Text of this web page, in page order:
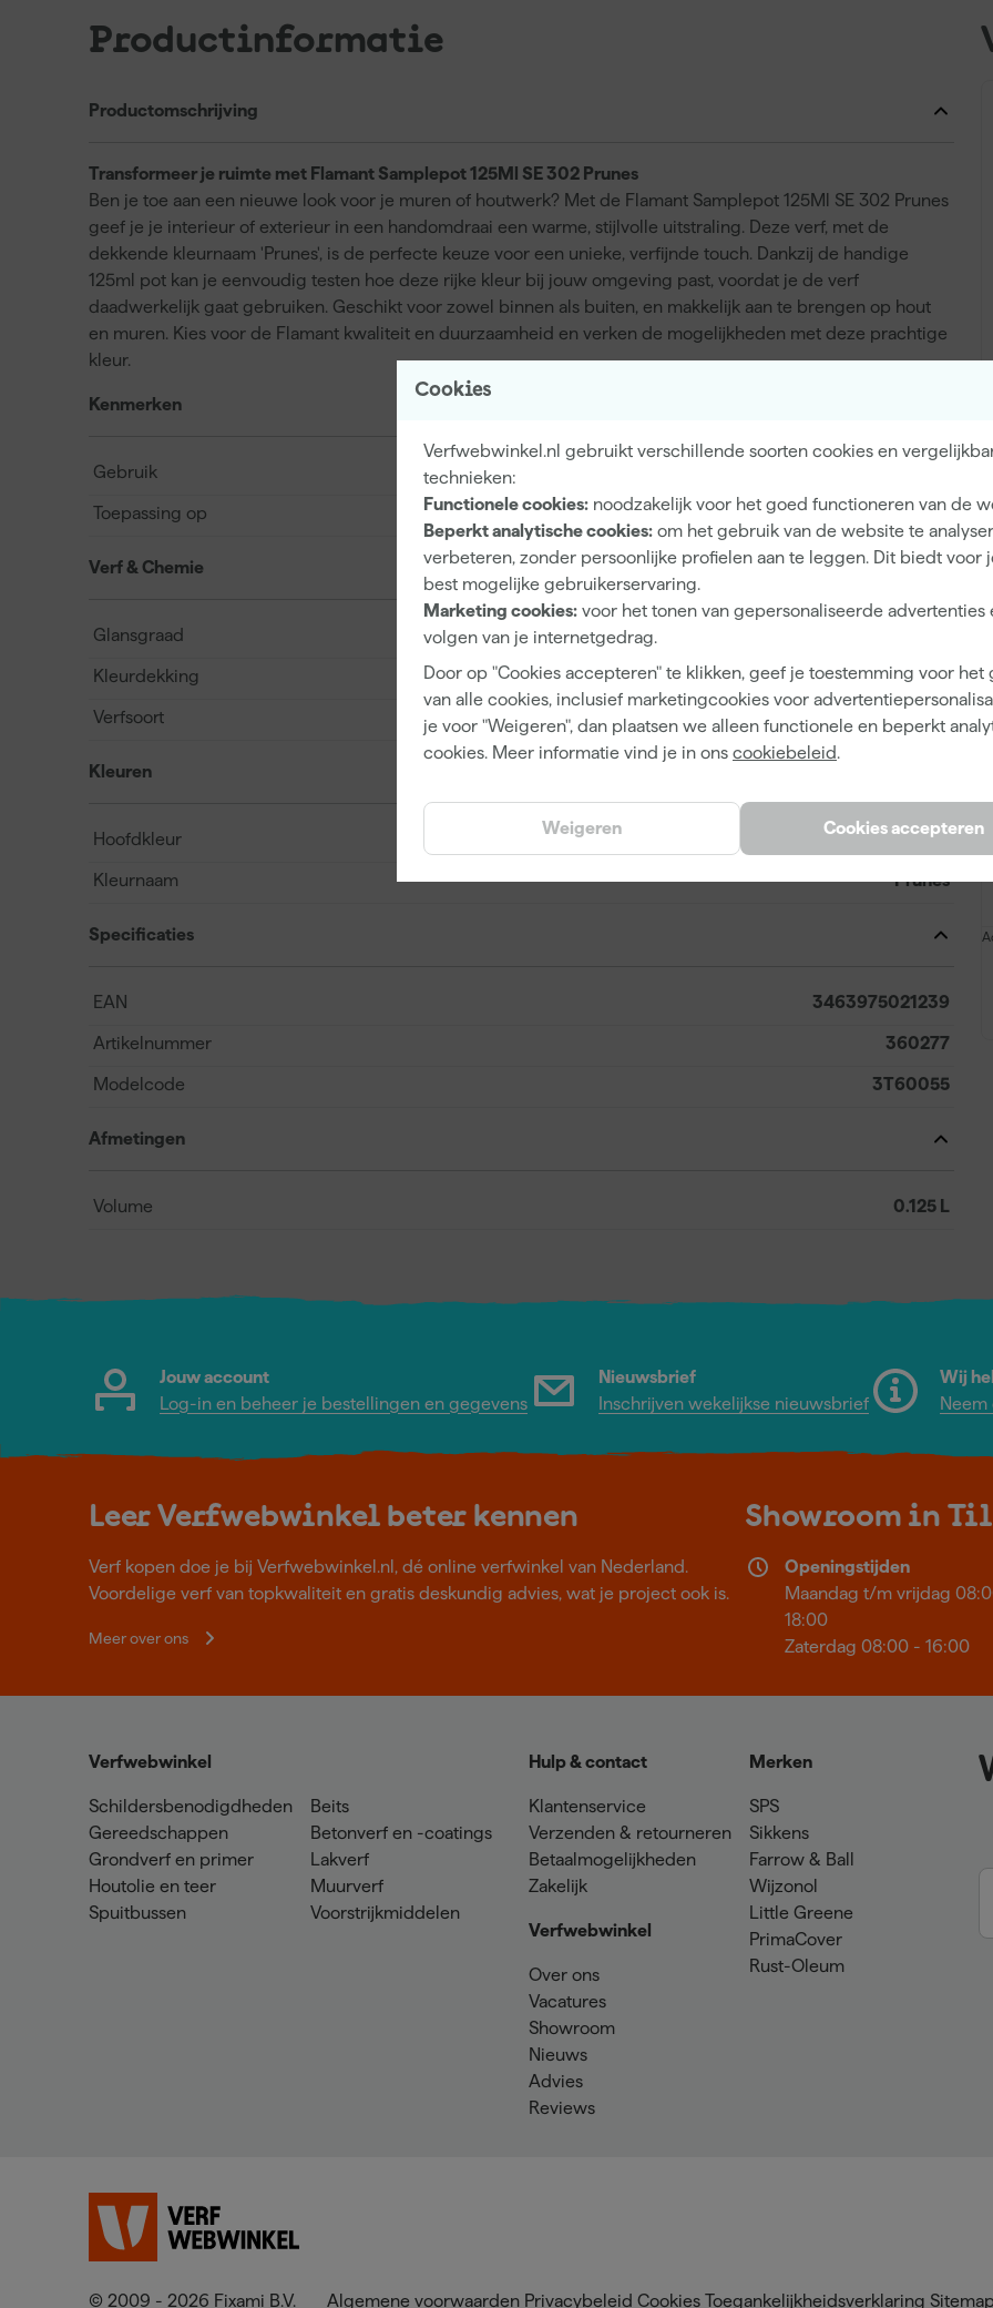
Cookies
Verfwebwinkel.nl gebruikt verschillende soorten cookies en
technieken:
Functionele cookies: noodzakelijk voor het goed functioneren van de
Beperkt analytische cookies: om het gebruik van de website te
verbeteren, zonder persoonlijke profielen aan te leggen. Dit biedt voor
best mogelijke gebruikerservaring.
Marketing cookies: voor het tonen van gepersonaliseerde advertenties
volgen van je internetgedrag.
Door op "Cookies accepteren" te klikken, geef je toestemming voor het
van alle cookies, inclusief marketingcookies voor
je voor "Weigeren", dan plaatsen we alleen functionele en beperkt
cookies. Meer informatie vind je in ons cookiebeleid.
Cookies accepteren
Weigeren
Productinformatie
Productomschrijving
Transformeer je ruimte met Flamant Samplepot 125Ml SE 302 Prunes
Ben je toe aan een nieuwe look voor je muren of houtwerk? Met de Flamant Samplepot 125Ml SE 302 Prunes
geef je je interieur of exterieur in een handomdraai een warme, stijlvolle uitstraling. Deze verf, met de
dekkende kleurnaam 'Prunes', is de perfecte keuze voor een unieke, verfijnde touch. Dankzij de handige
125ml pot kan je eenvoudig testen hoe deze rijke kleur bij jouw omgeving past, voordat je de verf
daadwerkelijk gaat gebruiken. Geschikt voor zowel binnen als buiten, en makkelijk aan te brengen op hout
en muren. Kies voor de Flamant kwaliteit en duurzaamheid en verken de mogelijkheden met deze prachtige
kleur.
Kenmerken
Gebruik
Toepassing op Hout, Muren
Verf & Chemie
Glansgraad
Kleurdekking Dekkend
Verfsoort Waterbasis (acryl)
Kleuren
Hoofdkleur Paars
Kleurnaam Prunes
Specificaties
EAN 3463975021239
Artikelnummer 360277
Modelcode 3T60055
Afmetingen
Volume 0.125 L
Jouw account
Log-in en beheer je bestellingen en gegevens
Nieuwsbrief
Inschrijven wekelijkse nieuwsbrief
Wij
Leer Verfwebwinkel beter kennen
Verf kopen doe je bij Verfwebwinkel.nl, dé online verfwinkel van Nederland.
Voordelige verf van topkwaliteit en gratis deskundig advies, wat je project ook is.
Meer over ons
Showroom in
Openingstijden
Maandag t/m vrijdag
18:00
Zaterdag 08:00 - 16:00
Verfwebwinkel
Schildersbenodigdheden
Gereedschappen
Grondverf en primer
Houtolie en teer
Spuitbussen
Beits
Betonverf en -coatings
Lakverf
Muurverf
Voorstrijkmiddelen
Hulp & contact
Klantenservice
Verzenden & retourneren
Betaalmogelijkheden
Zakelijk
Verfwebwinkel
Over ons
Vacatures
Showroom
Nieuws
Advies
Reviews
Merken
SPS
Sikkens
Farrow & Ball
Wijzonol
Little Greene
PrimaCover
Rust-Oleum
© 2009 - 2026 Fixami B.V. Algemene voorwaarden Privacybeleid Cookies Toegankelijkheidsverklaring Sitemap